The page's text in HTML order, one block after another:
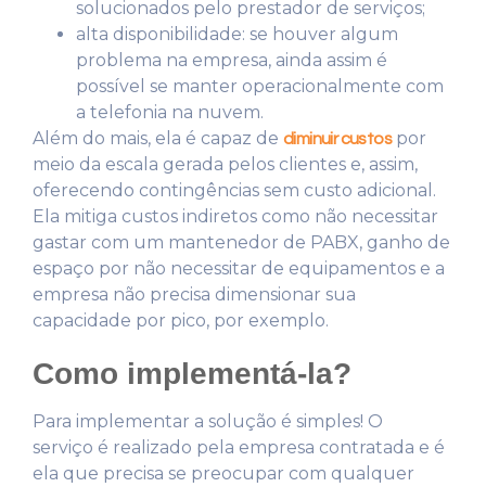
solucionados pelo prestador de serviços;
alta disponibilidade: se houver algum
problema na empresa, ainda assim é
possível se manter operacionalmente com
a telefonia na nuvem.
Além do mais, ela é capaz de diminuir custospor
meio da escala gerada pelos clientes e, assim,
oferecendo contingências sem custo adicional.
Ela mitiga custos indiretos como não necessitar
gastar com um mantenedor de PABX, ganho de
espaço por não necessitar de equipamentos e a
empresa não precisa dimensionar sua
capacidade por pico, por exemplo.
Como implementá-la?
Para implementar a solução é simples! O
serviço é realizado pela empresa contratada e é
ela que precisa se preocupar com qualquer